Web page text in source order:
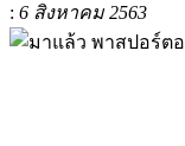
: 6 สิงหาคม 2563